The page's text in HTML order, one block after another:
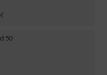
€
50